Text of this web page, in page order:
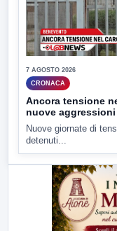
7 AGOSTO 2026
CRONACA
Ancora tensione
nuove aggressioni
Nuove giornate di
detenuti...